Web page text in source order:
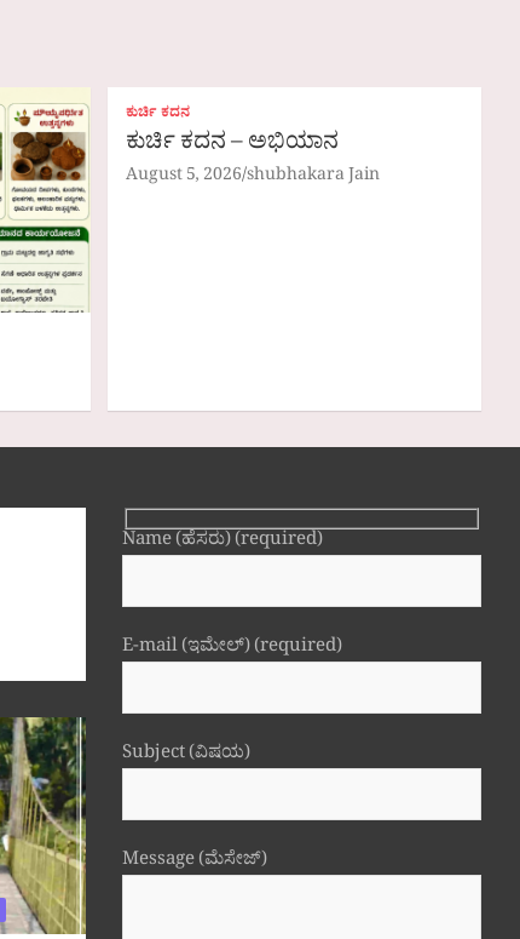
ಕುರ್ಚಿ ಕದನ
ಕುರ್ಚಿ ಕದನ – ಅಭಿಯಾನ
August 5, 2026shubhakara Jain
Name (ಹೆಸರು) (required)
E-mail (ಇಮೇಲ್) (required)
Subject (ವಿಷಯ)
Message (ಮೆಸೇಜ್)